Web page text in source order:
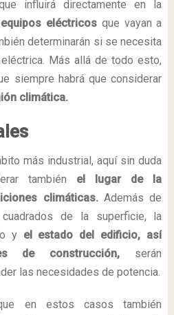
influirá directamente en la
equipos eléctricos que vayan a
determinarán si se necesita
Más allá de todo esto,
siempre habrá que considerar
climática.
más industrial, aquí sin duda
también el lugar de la
climáticas.Además de
de la superficie, la
y el estado del edificio, así
de construcción, serán
las necesidades de potencia.
en estos casos también